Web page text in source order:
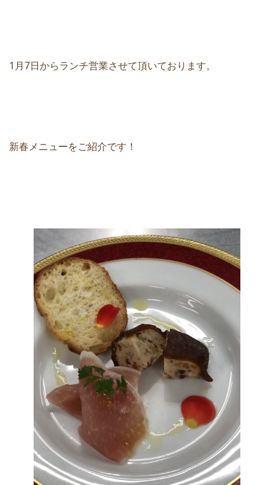
1月7日からランチ営業させて頂いております。
新春メニューをご紹介です！